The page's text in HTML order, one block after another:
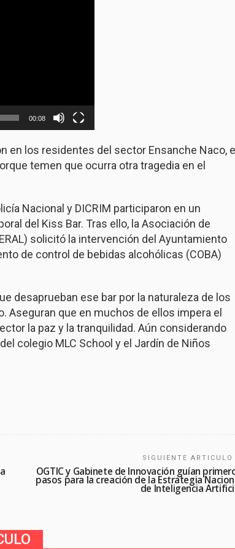
00:08
en los residentes del sector Ensanche Naco,
temen que ocurra otra tragedia en el
Nacional y DICRIM participaron en un
del Kiss Bar. Tras ello, la Asociación de
solicitó la intervención del Ayuntamiento
de control de bebidas alcohólicas (COBA)
desaprueban ese bar por la naturaleza de los
que en muchos de ellos impera el
la paz y la tranquilidad. Aún considerando
colegio MLC School y el Jardín de Niños
SIGUIENTE ARTICULO
OGTIC y Gabinete de Innovación guían
pasos para la creación de la Estrategia
de Inteligencia